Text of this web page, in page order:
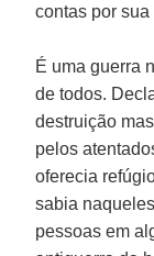
contas por
É uma guerra
de todos.
destruição
pelos
oferecia
sabia
pessoas em